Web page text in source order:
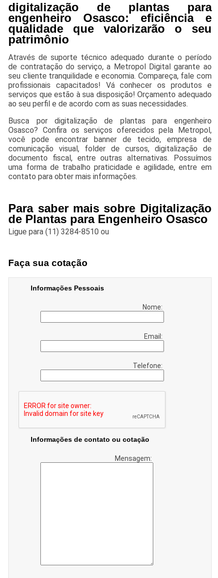
digitalização de plantas para
engenheiro Osasco: eficiência e
qualidade que valorizarão o seu
patrimônio
Através de suporte técnico adequado durante o período
de contratação do serviço, a Metropol Digital garante ao
seu cliente tranquilidade e economia. Compareça, fale com
profissionais capacitados! Vá conhecer os produtos e
serviços que estão à sua disposição! Orçamento adequado
ao seu perfil e de acordo com as suas necessidades.
Busca por digitalização de plantas para engenheiro
Osasco? Confira os serviços oferecidos pela Metropol,
você pode encontrar banner de tecido, empresa de
comunicação visual, folder de cursos, digitalização de
documento fiscal, entre outras alternativas. Possuímos
uma forma de trabalho praticidade e agilidade, entre em
contato para obter mais informações.
Para saber mais sobre Digitalização
de Plantas para Engenheiro Osasco
Ligue para(11) 3284-8510 ou
Faça sua cotação
Informações Pessoais
Nome:
Email:
Telefone:
Informações de contato ou cotação
Mensagem: